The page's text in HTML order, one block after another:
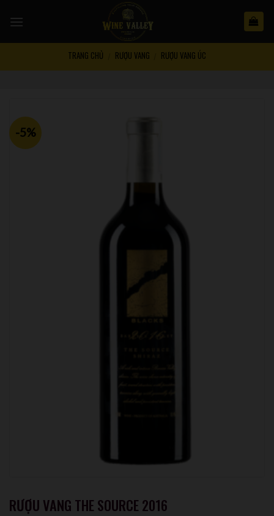
TRANG CHỦ RƯỢU VANG RƯỢU VANG ÚC
-5%
RƯỢU VANG THE SOURCE 2016